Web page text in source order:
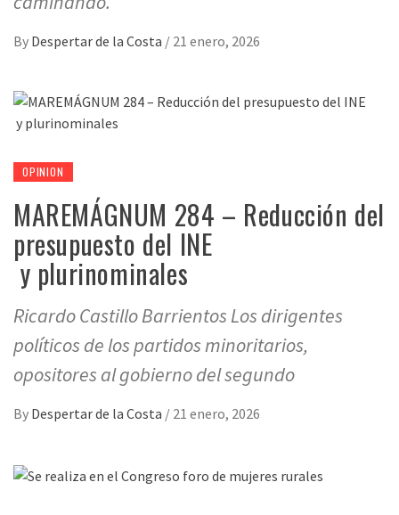
By Despertar de la Costa / 21 enero, 2026
OPINION
MAREMÁGNUM 284 – Reducción del
presupuesto del INE
y plurinominales
Ricardo Castillo Barrientos Los dirigentes
políticos de los partidos minoritarios,
opositores al gobierno del segundo
By Despertar de la Costa / 21 enero, 2026